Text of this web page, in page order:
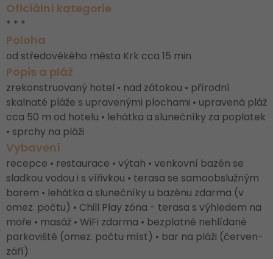
Oficiální kategorie
* * *
Poloha
od středověkého města Krk cca 15 min
Popis a pláž
zrekonstruovaný hotel • nad zátokou • přírodní
skalnaté pláže s upravenými plochami • upravená pláž
cca 50 m od hotelu • lehátka a slunečníky za poplatek
• sprchy na pláži
Vybavení
recepce • restaurace • výtah • venkovní bazén se
sladkou vodou i s vířivkou • terasa se samoobslužným
barem • lehátka a slunečníky u bazénu zdarma (v
omez. počtu) • Chill Play zóna - terasa s výhledem na
moře • masáž • WiFi zdarma • bezplatné nehlídané
parkoviště (omez. počtu míst) • bar na pláži (červen-
září)